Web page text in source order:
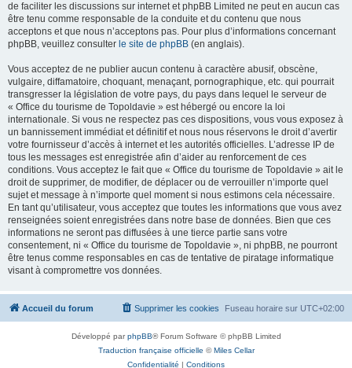
de faciliter les discussions sur internet et phpBB Limited ne peut en aucun cas
être tenu comme responsable de la conduite et du contenu que nous
acceptons et que nous n’acceptons pas. Pour plus d’informations concernant
phpBB, veuillez consulter le site de phpBB (en anglais).
Vous acceptez de ne publier aucun contenu à caractère abusif, obscène,
vulgaire, diffamatoire, choquant, menaçant, pornographique, etc. qui pourrait
transgresser la législation de votre pays, du pays dans lequel le serveur de
« Office du tourisme de Topoldavie » est hébergé ou encore la loi
internationale. Si vous ne respectez pas ces dispositions, vous vous exposez à
un bannissement immédiat et définitif et nous nous réservons le droit d’avertir
votre fournisseur d’accès à internet et les autorités officielles. L’adresse IP de
tous les messages est enregistrée afin d’aider au renforcement de ces
conditions. Vous acceptez le fait que « Office du tourisme de Topoldavie » ait le
droit de supprimer, de modifier, de déplacer ou de verrouiller n’importe quel
sujet et message à n’importe quel moment si nous estimons cela nécessaire.
En tant qu’utilisateur, vous acceptez que toutes les informations que vous avez
renseignées soient enregistrées dans notre base de données. Bien que ces
informations ne seront pas diffusées à une tierce partie sans votre
consentement, ni « Office du tourisme de Topoldavie », ni phpBB, ne pourront
être tenus comme responsables en cas de tentative de piratage informatique
visant à compromettre vos données.
Accueil du forum Fuseau horaire sur UTC+02:00
Supprimer les cookies
Développé parphpBB® Forum Software © phpBB Limited
Traduction française officielle ©Miles Cellar
Confidentialité | Conditions